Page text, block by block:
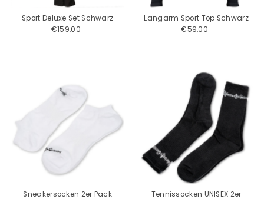
Sport Deluxe Set Schwarz
Regulärer
€159,00
Langarm Sport Top Schwarz
Regulärer
€59,00
Sneakersocken 2er Pack
Tennissocken UNISEX 2er